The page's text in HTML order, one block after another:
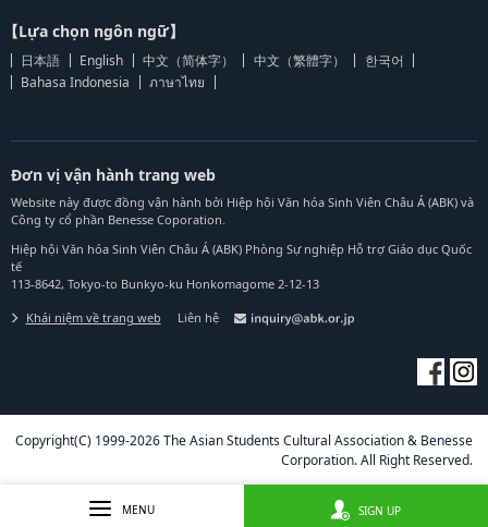
【Lựa chọn ngôn ngữ】
日本語 English 中文（简体字） 中文（繁體字）
한국어
Bahasa Indonesia
ภาษาไทย
Đơn vị vận hành trang web
Website này được đồng vận hành bởi Hiệp hội Văn hóa Sinh Viên Châu Á (ABK) và
Công ty cổ phần Benesse Coporation.
Hiệp hội Văn hóa Sinh Viên Châu Á (ABK) Phòng Sự nghiệp Hỗ trợ Giáo dục Quốc
tế
113-8642, Tokyo-to Bunkyo-ku Honkomagome 2-12-13
Khái niệm về trang web Liên hệ
Copyright(C) 1999-2026 The Asian Students Cultural Association & Benesse
Corporation. All Right Reserved.
MENU SIGN UP